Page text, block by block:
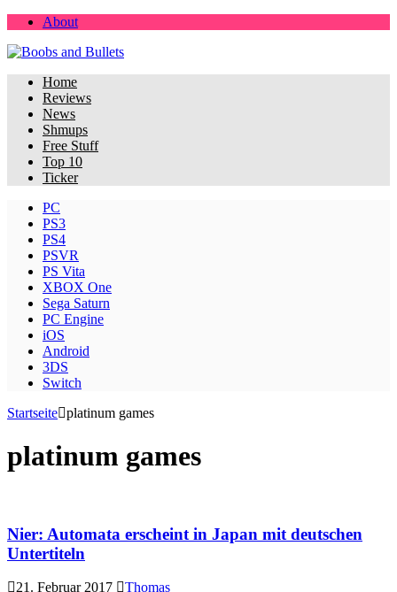
About
Home
Reviews
News
Shmups
Free Stuff
Top 10
Ticker
PC
PS3
PS4
PSVR
PS Vita
XBOX One
Sega Saturn
PC Engine
iOS
Android
3DS
Switch
Startseite platinum games
platinum games
Nier: Automata erscheint in Japan mit deutschen
Untertiteln
21. Februar 2017
Thomas